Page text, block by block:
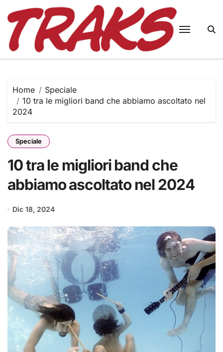
content
Home
Speciale
10 tra le migliori band che abbiamo ascoltato nel
2024
Speciale
10 tra le migliori band che
abbiamo ascoltato nel 2024
Dic 18, 2024